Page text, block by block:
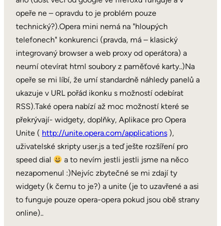
opeře ne – opravdu to je problém pouze
technický?).Opera mini nemá na "hloupých
telefonech" konkurenci (pravda, má – klasický
integrovaný browser a web proxy od operátora) a
neumí otevírat html soubory z paměťové karty..)Na
opeře se mi líbí, že umí standardně náhledy panelů a
ukazuje v URL pořád ikonku s možností odebírat
RSS).Také opera nabízí až moc možností které se
překrývají- widgety, doplňky, Aplikace pro Opera
Unite ( http://unite.opera.com/applications ),
uživatelské skripty user.js a teď ješte rozšíření pro
speed dial
a to nevím jestli jestli jsme na něco
nezapomenul :)Nejvíc zbytečné se mi zdají ty
widgety (k čemu to je?) a unite (je to uzavřené a asi
to funguje pouze opera-opera pokud jsou obě strany
online)..